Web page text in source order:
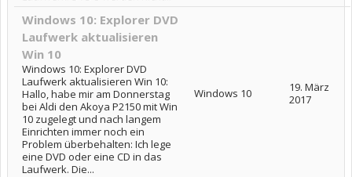
Windows 10: Explorer DVD
Laufwerk aktualisieren
Win 10
Windows 10: Explorer DVD
Laufwerk aktualisieren Win 10:
Hallo, habe mir am Donnerstag
bei Aldi den Akoya P2150 mit Win
10 zugelegt und nach langem
Einrichten immer noch ein
Problem überbehalten: Ich lege
eine DVD oder eine CD in das
Laufwerk. Die...
Windows 10
19. März
2017